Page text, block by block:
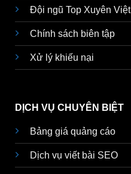
Đội ngũ Top Xuyên Việt
Chính sách biên tập
Xử lý khiếu nại
DỊCH VỤ CHUYÊN BIỆT
Bảng giá quảng cáo
Dịch vụ viết bài SEO